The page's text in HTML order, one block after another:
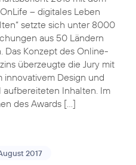
– digitales Leben
setzte sich unter 8000
aus 50 Ländern
Das Konzept des Online-
überzeugte die Jury mit
innovativem Design und
aufbereiteten Inhalten. Im
des Awards […]
2017